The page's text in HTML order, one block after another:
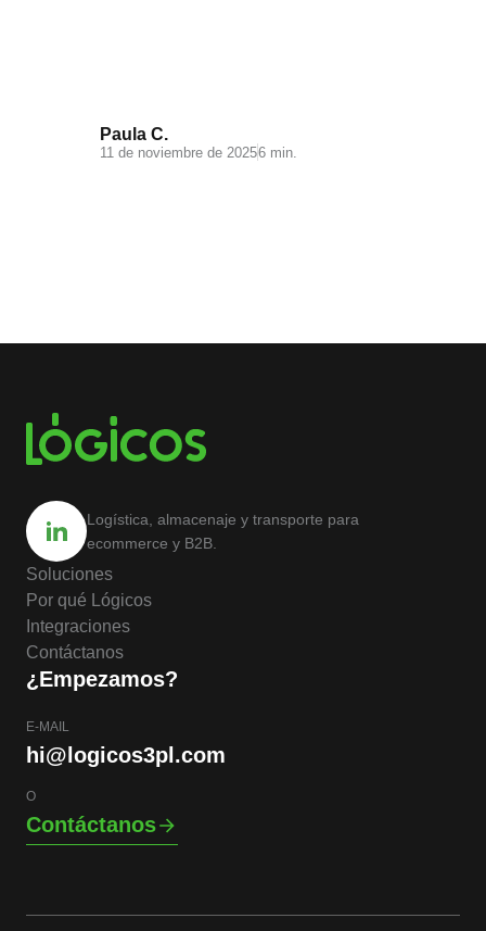
Paula C.
11 de noviembre de 20256 min.
Logística, almacenaje y transporte para
ecommerce y B2B.
Soluciones
Por qué Lógicos
Integraciones
Contáctanos
¿Empezamos?
E-MAIL
hi@logicos3pl.com
O
Contáctanos